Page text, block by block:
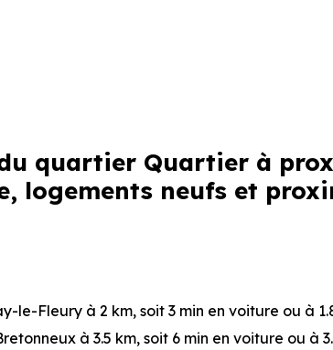
quartier Quartier à
logements neufs et
le-Fleury à 2 km, soit 3 min en voiture ou à
à 3.5 km, soit 6 min en voiture ou à